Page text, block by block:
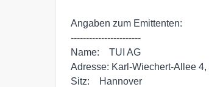
Angaben zum Emittenten:
-----------------------
Name:    TUI AG
Adresse: Karl-Wiechert-Allee
Sitz:    Hannover